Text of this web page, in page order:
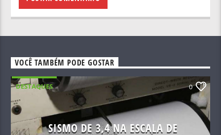
VOCÊ TAMBÉM PODE GOSTAR
DESTAQUES 0
SISMO DE 3,4 NA ESCALA DE